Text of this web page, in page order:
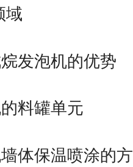
域
发泡机的优势
料罐单元
体保温喷涂的